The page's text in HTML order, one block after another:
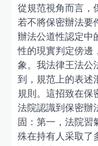
從規范視角而言，
若不將保密辦法要
辦法公道性認定中
性的現實判定傍邊
象。我法律王法公
到，規范上的表述
規則。這招致在保
法院認識到保密辦
固：第一，法院習
殊在持有人采取了